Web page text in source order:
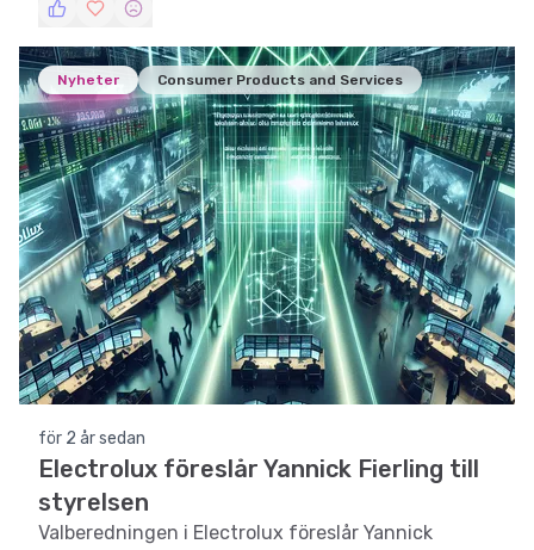
company's latest financial report and compares it
with previous reports to provide insights into its
strategic direction and future prospects.
Nyheter Consumer Products and Services
för 2 år sedan
Electrolux föreslår Yannick Fierling till
styrelsen
Valberedningen i Electrolux föreslår Yannick